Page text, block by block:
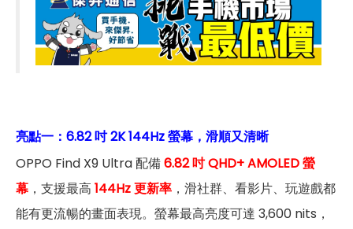
亮點一：6.82 吋 2K 144Hz 螢幕，滑順又清晰
OPPO Find X9 Ultra 配備6.82 吋 QHD+ AMOLED 螢
幕 ，支援最高 144Hz 更新率 ，滑社群、看影片、玩遊戲都
能有更流暢的畫面表現。螢幕最高亮度可達 3,600 nits，